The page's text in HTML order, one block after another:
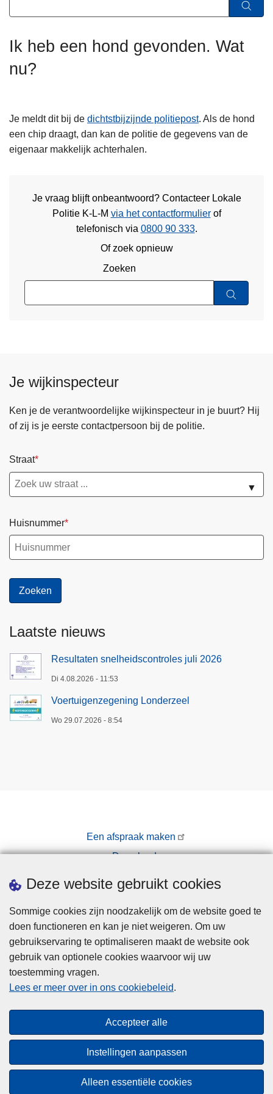
Deze website gebruikt cookies
Sommige cookies zijn noodzakelijk om de website goed te
doen functioneren en kan je niet weigeren. Om uw
gebruikservaring te optimaliseren maakt de website ook
gebruik van optionele cookies waarvoor wij uw
toestemming vragen.
Lees er meer over in ons cookiebeleid.
Accepteer alle
Instellingen aanpassen
Alleen essentiële cookies
Ik heb een hond gevonden. Wat
nu?
Je meldt dit bij de dichtstbijzijnde politiepost. Als de hond
een chip draagt, dan kan de politie de gegevens van de
eigenaar makkelijk achterhalen.
Je vraag blijft onbeantwoord? Contacteer Lokale
Politie K-L-M via het contactformulierof
telefonisch via 0800 90 333.
Of zoek opnieuw
Zoeken
Je wijkinspecteur
Ken je de verantwoordelijke wijkinspecteur in je buurt? Hij
of zij is je eerste contactpersoon bij de politie.
Straat
▼
Huisnummer
Laatste nieuws
Resultaten snelheidscontroles juli 2026
Di 4.08.2026 - 11:53
Voertuigenzegening Londerzeel
Wo 29.07.2026 - 8:54
Een afspraak maken
Downloads
Pers
Privacy
Toegankelijkheid
© 2026 Politie.be